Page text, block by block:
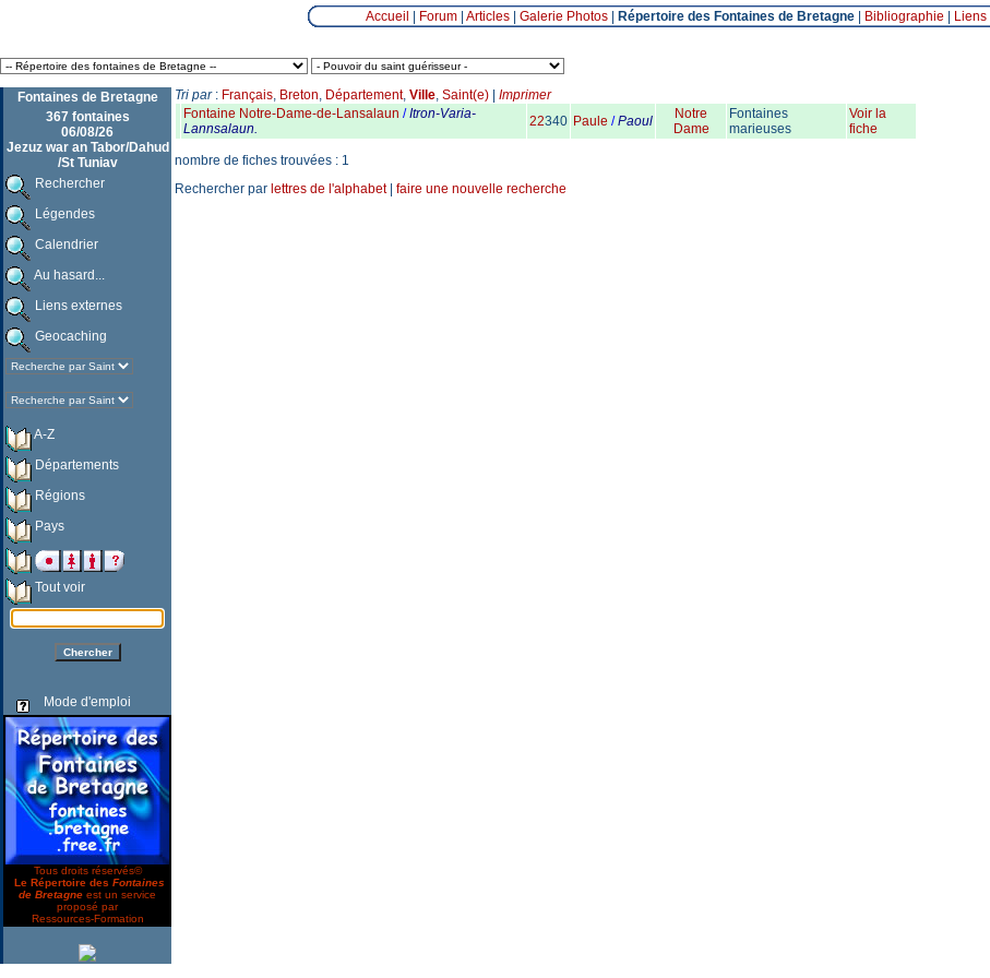
Accueil Forum| Articles| Galerie Photos| Répertoire des Fontaines de Bretagne| Bibliographie Liens|
Fontaines de Bretagne
367 fontaines
06/08/26
Jezuz war an Tabor/Dahud
/St Tuniav
Rechercher
Légendes
Calendrier
Au hasard...
Liens externes
Geocaching
A-Z
Départements
Régions
Pays
Tout voir
Mode d'emploi
Tous droits réservés©
Le Répertoire des Fontaines
de Bretagne est un service
proposé par
Ressources-Formation
Tri par: Français, Breton, Département, Ville, Saint(e)
Imprimer
Fontaine Notre-Dame-de-Lansalaun /Itron-Varia-
Lannsalaun.
22340 Paule /Paoul
Notre
Dame
Fontaines
marieuses
Voir la
fiche
nombre de fiches trouvées : 1
Rechercher par lettres de l'alphabet| faire une nouvelle recherche